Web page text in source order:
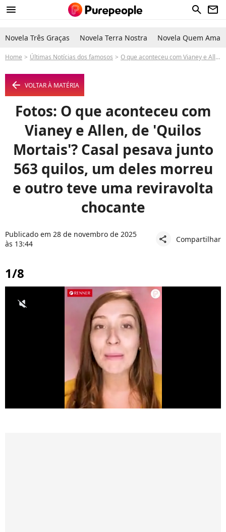
menu search newsletter
Novela Três Graças Novela Terra Nostra Novela Quem Ama
Home Últimas Notícias dos famosos O que aconteceu com Vianey e Allen, de 'Quilos Mortais'? Casal pesava junto 563 quilos, um deles morreu e outro teve uma reviravolta chocante
arrow_left VOLTAR À MATÉRIA
Fotos: O que aconteceu com
Vianey e Allen, de 'Quilos
Mortais'? Casal pesava junto
563 quilos, um deles morreu
e outro teve uma reviravolta
chocante
Publicado em 28 de novembro de 2025
às 13:44
share Compartilhar
1/8